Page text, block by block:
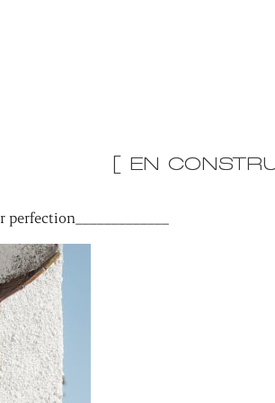
[ EN